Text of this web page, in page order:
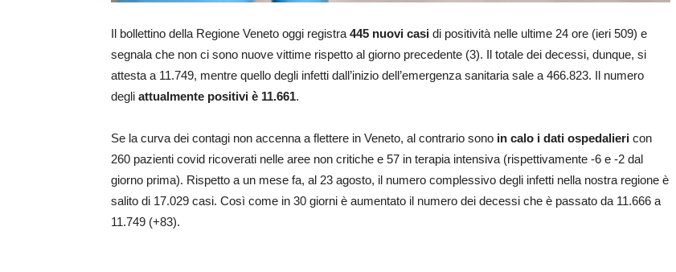
Il bollettino della Regione Veneto oggi registra 445 nuovi casi di positività nelle ultime 24 ore (ieri 509) e
segnala che non ci sono nuove vittime rispetto al giorno precedente (3). Il totale dei decessi, dunque, si
attesta a 11.749, mentre quello degli infetti dall’inizio dell’emergenza sanitaria sale a 466.823. Il numero
degli attualmente positivi è 11.661.
Se la curva dei contagi non accenna a flettere in Veneto, al contrario sono in calo i dati ospedalieri con
260 pazienti covid ricoverati nelle aree non critiche e 57 in terapia intensiva (rispettivamente -6 e -2 dal
giorno prima). Rispetto a un mese fa, al 23 agosto, il numero complessivo degli infetti nella nostra regione è
salito di 17.029 casi. Così come in 30 giorni è aumentato il numero dei decessi che è passato da 11.666 a
11.749 (+83).